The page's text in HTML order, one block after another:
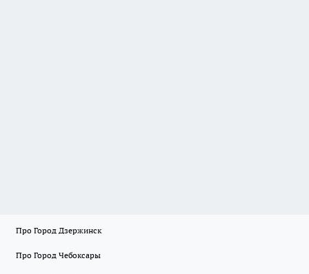
Про Город Дзержинск
Про Город Чебоксары